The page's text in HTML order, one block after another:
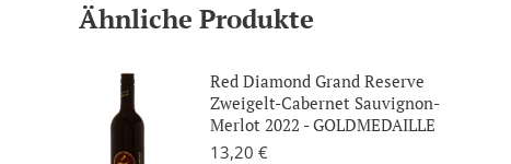
Ähnliche Produkte
Red Diamond Grand Reserve
Zweigelt-Cabernet Sauvignon-
Merlot 2022 - GOLDMEDAILLE
13,20 €